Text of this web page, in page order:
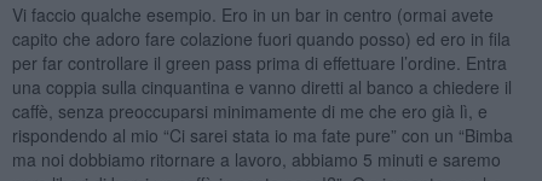
Vi faccio qualche esempio. Ero in un bar in centro (ormai avete
capito che adoro fare colazione fuori quando posso) ed ero in fila
per far controllare il green pass prima di effettuare l’ordine. Entra
una coppia sulla cinquantina e vanno diretti al banco a chiedere il
caffè, senza preoccuparsi minimamente di me che ero già lì, e
rispondendo al mio “Ci sarei stata io ma fate pure” con un “Bimba
ma noi dobbiamo ritornare a lavoro, abbiamo 5 minuti e saremo